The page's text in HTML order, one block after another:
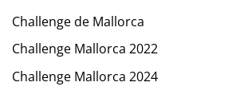
Challenge de Mallorca
Challenge Mallorca 2022
Challenge Mallorca 2024